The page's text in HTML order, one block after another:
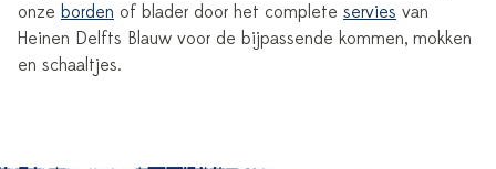
onze borden of blader door het complete servies van
Heinen Delfts Blauw voor de bijpassende kommen, mokken
en schaaltjes.